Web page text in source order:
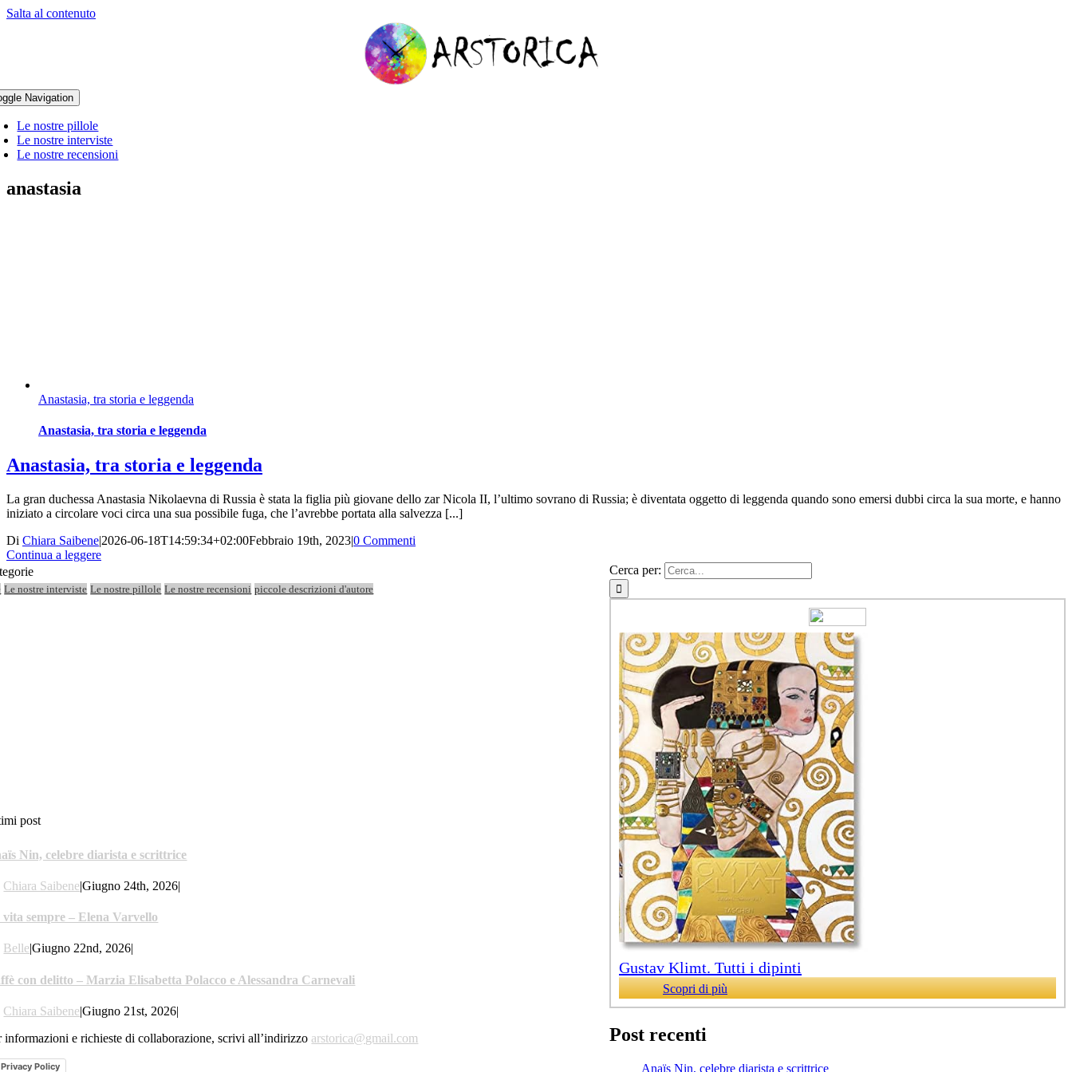
Salta al contenuto
Navigation
Le nostre pillole
Le nostre interviste
Le nostre recensioni
anastasia
Anastasia, tra storia e leggenda
Anastasia, tra storia e leggenda
Anastasia, tra storia e leggenda
La gran duchessa Anastasia Nikolaevna di Russia è stata la figlia più giovane dello zar Nicola II, l’ultimo sovrano di Russia; è diventata oggetto di leggenda quando sono emersi dubbi circa la sua morte, e hanno
iniziato a circolare voci circa una sua possibile fuga, che l’avrebbe portata alla salvezza [...]
Di Chiara Saibene|2026-06-18T14:59:34+02:00Febbraio 19th, 2023|0 Commenti
Continua a leggere
Cerca per:
Gustav Klimt. Tutti i dipinti
Scopri di più
Post recenti
Anaïs Nin, celebre diarista e scrittrice
Le nostre interviste Le nostre pillole Le nostre recensioni piccole descrizioni d'autore
post
Nin, celebre diarista e scrittrice
Chiara Saibene|Giugno 24th, 2026|
sempre – Elena Varvello
Belle|Giugno 22nd, 2026|
con delitto – Marzia Elisabetta Polacco e Alessandra Carnevali
Chiara Saibene|Giugno 21st, 2026|
informazioni e richieste di collaborazione, scrivi all’indirizzo arstorica@gmail.com
Privacy Policy